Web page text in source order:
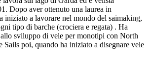
Dopo aver ottenuto una laurea in
iniziato a lavorare nel mondo del saimaking,
tipo di barche (crociera e regata) . Ha
sviluppo di vele per monotipi con North
Sails poi, quando ha iniziato a disegnare vele